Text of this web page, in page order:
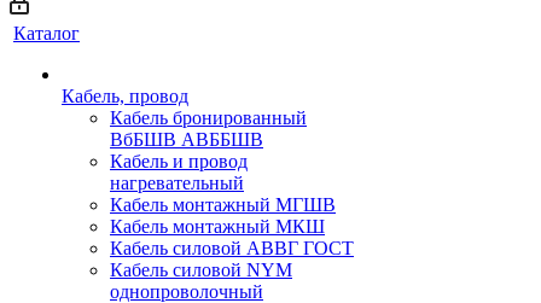
Каталог
Кабель, провод
Кабель бронированный
ВбБШВ АВББШВ
Кабель и провод
нагревательный
Кабель монтажный МГШВ
Кабель монтажный МКШ
Кабель силовой АВВГ ГОСТ
Кабель силовой NYM
однопроволочный